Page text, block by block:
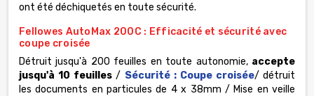
ont été déchiquetés en toute sécurité.
Fellowes AutoMax 200C : Efficacité et sécurité avec
coupe croisée
Détruit jusqu'à 200 feuilles en toute autonomie, accepte
jusqu'à 10 feuilles / Sécurité : Coupe croisée/ détruit
les documents en particules de 4 x 38mm / Mise en veille